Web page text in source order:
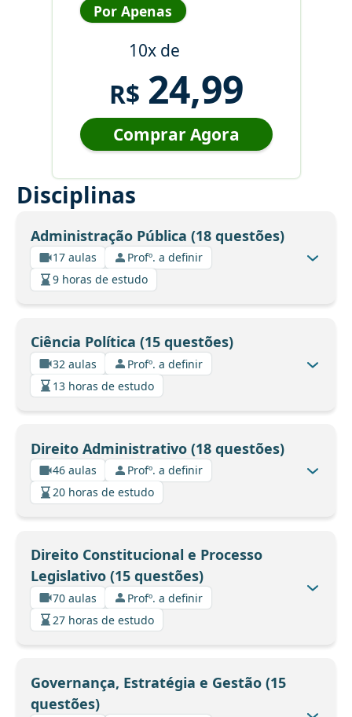
Por Apenas
10x de
R$ 24,99
Comprar Agora
Disciplinas
Administração Pública (18 questões)
17 aulas
Profº. a definir
9 horas de estudo
Ciência Política (15 questões)
32 aulas
Profº. a definir
13 horas de estudo
Direito Administrativo (18 questões)
46 aulas
Profº. a definir
20 horas de estudo
Direito Constitucional e Processo
Legislativo (15 questões)
70 aulas
Profº. a definir
27 horas de estudo
Governança, Estratégia e Gestão (15
questões)